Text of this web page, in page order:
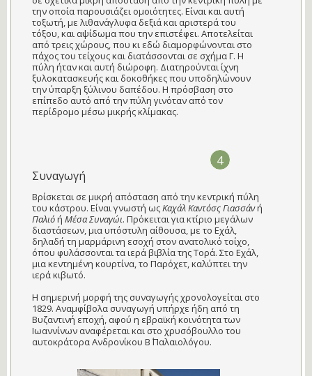
την οποία παρουσιάζει ομοιότητες. Είναι και αυτή
τοξωτή, με λιθανάγλυφα δεξιά και αριστερά του
τόξου, και αψίδωμα που την επιστέφει. Αποτελείται
από τρεις χώρους, που κι εδώ διαμορφώνονται στο
πάχος του τείχους και διατάσσονται σε σχήμα Γ. Η
πύλη ήταν και αυτή διώροφη. Διατηρούνται ίχνη
ξυλοκατασκευής και δοκοθήκες που υποδηλώνουν
την ύπαρξη ξύλινου δαπέδου. Η πρόσβαση στο
επίπεδο αυτό από την πύλη γινόταν από τον
περίδρομο μέσω μικρής κλίμακας.
4
Συναγωγή
Βρίσκεται σε μικρή απόσταση από την κεντρική πύλη
του κάστρου. Είναι γνωστή ωςΚαχάλ Καντόσς Γιασσάνή
Παλιόή Μέσα Συναγώι. Πρόκειται για κτίριο μεγάλων
διαστάσεων, μια υπόστυλη αίθουσα, με το Εχάλ,
δηλαδή τη μαρμάρινη εσοχή στον ανατολικό τοίχο,
όπου φυλάσσονται τα ιερά βιβλία της Τορά. Στο Εχάλ,
μια κεντημένη κουρτίνα, το Παρόχετ, καλύπτει την
ιερά κιβωτό.
Η σημερινή μορφή της συναγωγής χρονολογείται στο
1829. Αναμφίβολα συναγωγή υπήρχε ήδη από τη
Βυζαντινή εποχή, αφού η εβραϊκή κοινότητα των
Ιωαννίνων αναφέρεται και στο χρυσόβουλλο του
αυτοκράτορα Ανδρονίκου Β΄ Παλαιολόγου.